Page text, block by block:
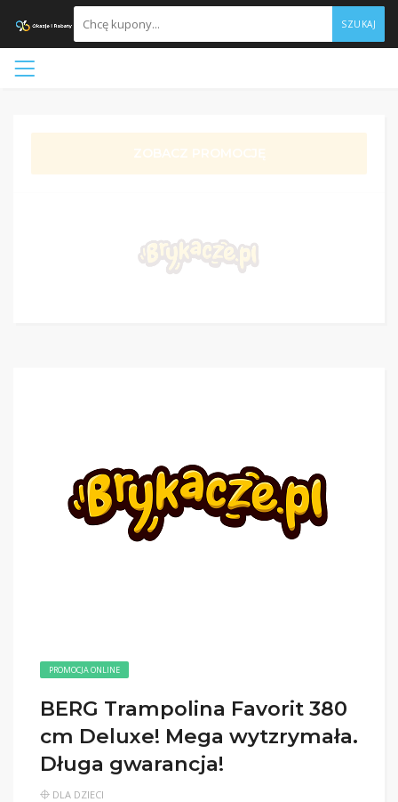
SZUKAJ
ZOBACZ PROMOCJĘ
PROMOCJA ONLINE
BERG Trampolina Favorit 380
cm Deluxe! Mega wytzrymała.
Długa gwarancja!
DLA DZIECI